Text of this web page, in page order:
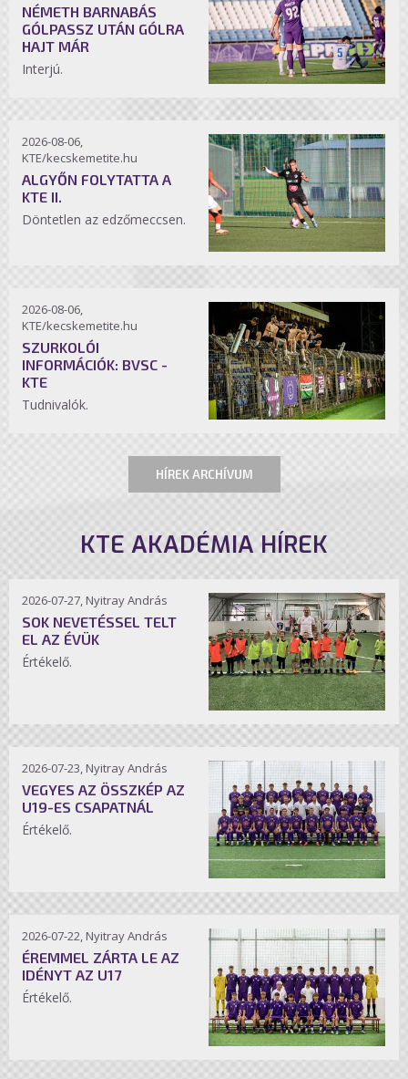
NÉMETH BARNABÁS
GÓLPASSZ UTÁN GÓLRA
HAJT MÁR
Interjú.
2026-08-06,
KTE/kecskemetite.hu
ALGYŐN FOLYTATTA A
KTE II.
Döntetlen az edzőmeccsen.
2026-08-06,
KTE/kecskemetite.hu
SZURKOLÓI
INFORMÁCIÓK: BVSC -
KTE
Tudnivalók.
HÍREK ARCHÍVUM
KTE AKADÉMIA HÍREK
2026-07-27, Nyitray András
SOK NEVETÉSSEL TELT
EL AZ ÉVÜK
Értékelő.
2026-07-23, Nyitray András
VEGYES AZ ÖSSZKÉP AZ
U19-ES CSAPATNÁL
Értékelő.
2026-07-22, Nyitray András
ÉREMMEL ZÁRTA LE AZ
IDÉNYT AZ U17
Értékelő.